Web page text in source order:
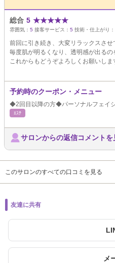
総合 5 ★★★★★
雰囲気： 5 接客サービス： 5 技術・仕上がり：
前回に引き続き、大変リラックスさせ
毎度肌が明るくなり、透明感が出るの
これからもどうぞよろしくお願いしま
予約時のクーポン・メニュー
◆2回目以降の方◆パーソナルフェイ
ｴｽﾃ
サロンからの返信コメントを
このサロンのすべての口コミを見る
友達に共有
メ